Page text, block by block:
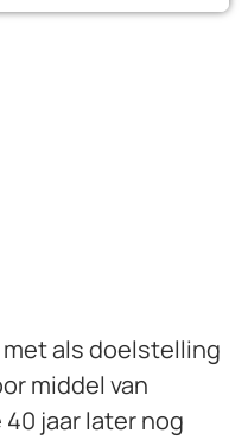
met als doelstelling
middel van
jaar later nog